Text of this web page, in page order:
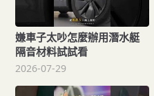
嫌車子太吵怎麼辦用潛水艇
隔音材料試試看
2026-07-29